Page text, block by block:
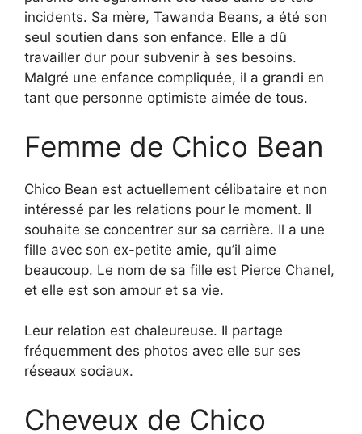
incidents. Sa mère, Tawanda Beans, a été son
seul soutien dans son enfance. Elle a dû
travailler dur pour subvenir à ses besoins.
Malgré une enfance compliquée, il a grandi en
tant que personne optimiste aimée de tous.
Femme de Chico Bean
Chico Bean est actuellement célibataire et non
intéressé par les relations pour le moment. Il
souhaite se concentrer sur sa carrière. Il a une
fille avec son ex-petite amie, qu’il aime
beaucoup. Le nom de sa fille est Pierce Chanel,
et elle est son amour et sa vie.
Leur relation est chaleureuse. Il partage
fréquemment des photos avec elle sur ses
réseaux sociaux.
Cheveux de Chico